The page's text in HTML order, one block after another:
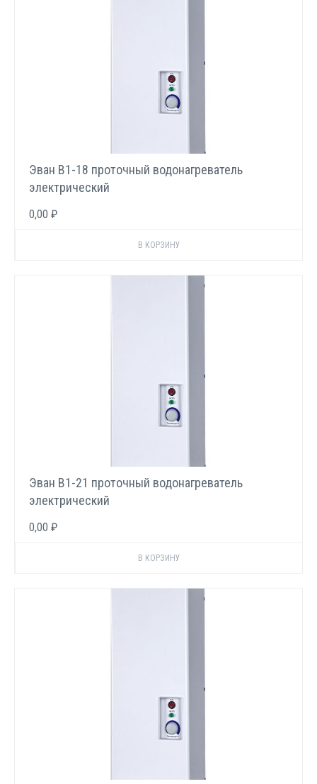
Эван В1-18 проточный водонагреватель
электрический
0,00 ₽
Эван В1-21 проточный водонагреватель
электрический
0,00 ₽